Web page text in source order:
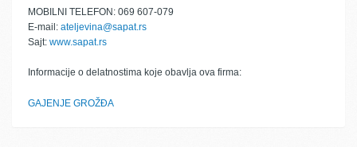
MOBILNI TELEFON: 069 607-079
E-mail: ateljevina@sapat.rs
Sajt: www.sapat.rs
Informacije o delatnostima koje obavlja ova firma:
GAJENJE GROŽĐA